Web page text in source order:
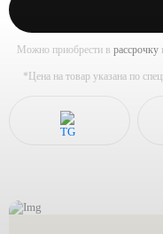
Можно приобрести в рассрочку
*Цена на товар указана по